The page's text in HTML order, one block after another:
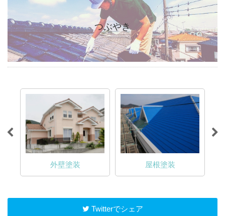
つぶやき
外壁塗装 屋根塗装
Twitterでシェア